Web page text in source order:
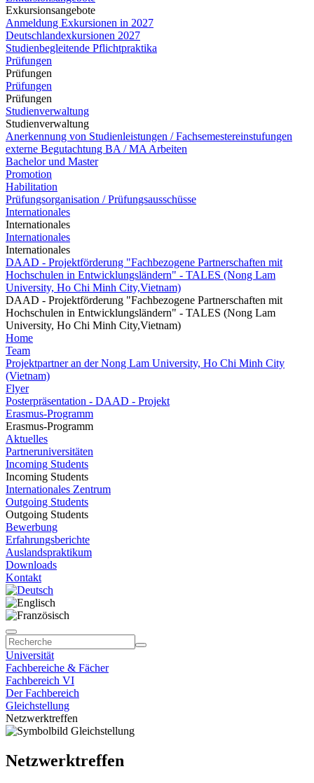
Exkursionsangebote
Anmeldung Exkursionen in 2027
Deutschlandexkursionen 2027
Studienbegleitende Pflichtpraktika
Prüfungen
Prüfungen
Prüfungen
Prüfungen
Studienverwaltung
Studienverwaltung
Anerkennung von Studienleistungen / Fachsemestereinstufungen
externe Begutachtung BA / MA Arbeiten
Bachelor und Master
Promotion
Habilitation
Prüfungsorganisation / Prüfungsausschüsse
Internationales
Internationales
Internationales
Internationales
DAAD - Projektförderung "Fachbezogene Partnerschaften mit
Hochschulen in Entwicklungsländern" - TALES (Nong Lam
University, Ho Chi Minh City,Vietnam)
DAAD - Projektförderung "Fachbezogene Partnerschaften mit
Hochschulen in Entwicklungsländern" - TALES (Nong Lam
University, Ho Chi Minh City,Vietnam)
Home
Team
Projektpartner an der Nong Lam University, Ho Chi Minh City
(Vietnam)
Flyer
Posterpräsentation - DAAD - Projekt
Erasmus-Programm
Erasmus-Programm
Aktuelles
Partneruniversitäten
Incoming Students
Incoming Students
Internationales Zentrum
Outgoing Students
Outgoing Students
Bewerbung
Erfahrungsberichte
Auslandspraktikum
Downloads
Kontakt
Universität
Fachbereiche & Fächer
Fachbereich VI
Der Fachbereich
Gleichstellung
Netzwerktreffen
Netzwerktreffen